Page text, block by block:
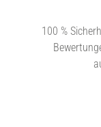
100 %